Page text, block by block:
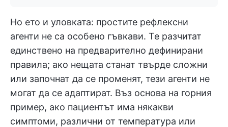
Но ето и уловката: простите рефлексни
агенти не са особено гъвкави. Те разчитат
единствено на предварително дефинирани
правила; ако нещата станат твърде сложни
или започнат да се променят, тези агенти не
могат да се адаптират. Въз основа на горния
пример, ако пациентът има някакви
симптоми, различни от температура или